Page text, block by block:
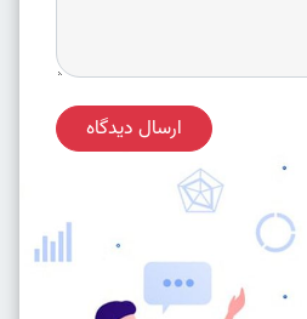
ارسال دیدگاه